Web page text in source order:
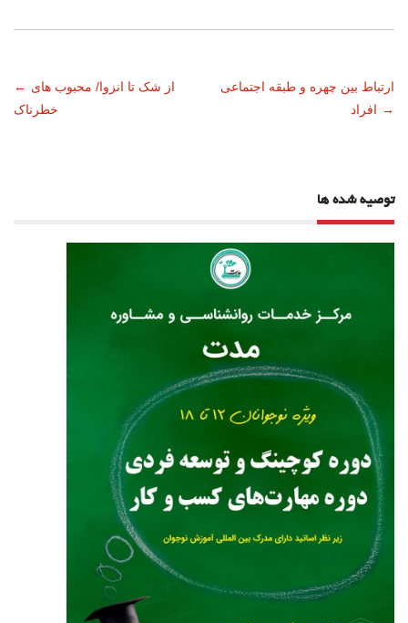
ناوبری
نوشته
← از شک تا انزوا/ محبوب‌ های
خطرناک
ارتباط بین چهره و طبقه اجتماعی
افراد →
توصیه شده ها